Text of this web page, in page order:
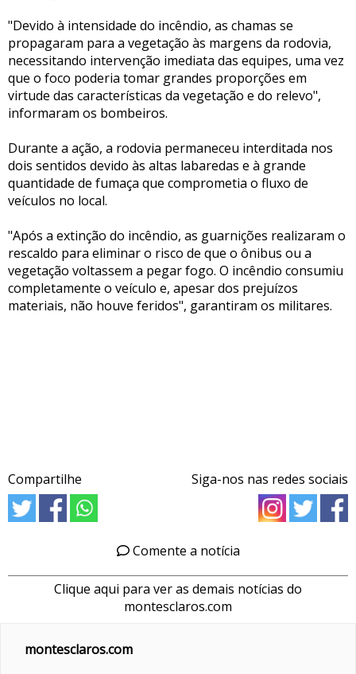
"Devido à intensidade do incêndio, as chamas se
propagaram para a vegetação às margens da rodovia,
necessitando intervenção imediata das equipes, uma vez
que o foco poderia tomar grandes proporções em
virtude das características da vegetação e do relevo",
informaram os bombeiros.
Durante a ação, a rodovia permaneceu interditada nos
dois sentidos devido às altas labaredas e à grande
quantidade de fumaça que comprometia o fluxo de
veículos no local.
"Após a extinção do incêndio, as guarnições realizaram o
rescaldo para eliminar o risco de que o ônibus ou a
vegetação voltassem a pegar fogo. O incêndio consumiu
completamente o veículo e, apesar dos prejuízos
materiais, não houve feridos", garantiram os militares.
Compartilhe Siga-nos nas redes sociais
Comente a notícia
Clique aqui para ver as demais notícias do
montesclaros.com
montesclaros.com